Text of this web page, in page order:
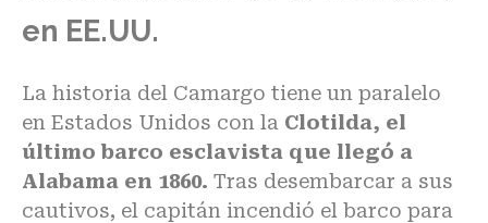
en EE.UU.
La historia del Camargo tiene un paralelo
en Estados Unidos con la Clotilda, el
último barco esclavista que llegó a
Alabama en 1860. Tras desembarcar a sus
cautivos, el capitán incendió el barco para